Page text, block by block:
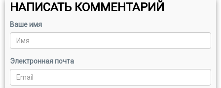
НАПИСАТЬ КОММЕНТАРИЙ
Ваше имя
Электронная почта